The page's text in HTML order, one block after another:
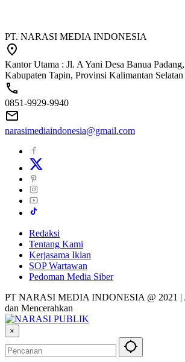
PT. NARASI MEDIA INDONESIA
Kantor Utama : Jl. A Yani Desa Banua
Kabupaten Tapin, Provinsi Kalimantan
0851-9929-9940
narasimediaindonesia@gmail.com
Redaksi
Tentang Kami
Kerjasama Iklan
SOP Wartawan
Pedoman Media Siber
PT NARASI MEDIA INDONESIA @ 2021 |
dan Mencerahkan
×